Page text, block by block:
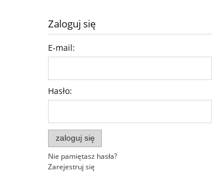
Zaloguj się
E-mail:
Hasło:
zaloguj się
Nie pamiętasz hasła?
Zarejestruj się